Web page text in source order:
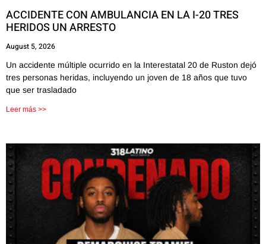
ACCIDENTE CON AMBULANCIA EN LA I-20 TRES
HERIDOS UN ARRESTO
August 5, 2026
Un accidente múltiple ocurrido en la Interestatal 20 de Ruston dejó
tres personas heridas, incluyendo un joven de 18 años que tuvo
que ser trasladado
Leer más >>